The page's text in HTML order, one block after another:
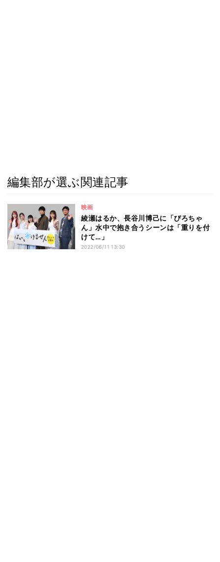
編集部が選ぶ関連記事
映画
綾瀬はるか、長谷川博己に「ぴろちゃ
ん」水中で抱き合うシーンは「重りを付
けて…」
2022/06/11 13:30